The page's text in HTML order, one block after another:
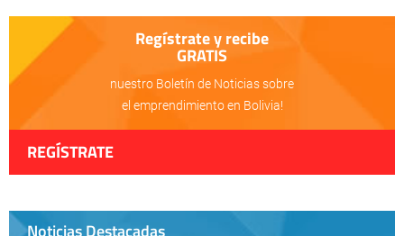
Regístrate y recibe
GRATIS
nuestro Boletín de Noticias sobre
el emprendimiento en Bolivia!
REGÍSTRATE
Noticias Destacadas